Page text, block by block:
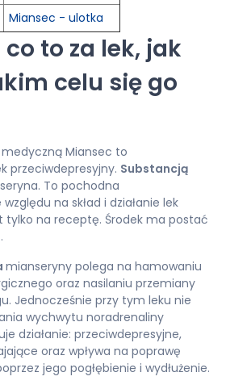
Miansec - ulotka
to za lek, jak
celu się go
Miansec to
przeciwdepresyjny. Substancją
To pochodna
na skład i działanie lek
tylko na receptę. Środek ma postać
mianseryny polega na hamowaniu
oraz nasilaniu przemiany
Jednocześnie przy tym leku nie
wychwytu noradrenaliny
działanie: przeciwdepresyjne,
oraz wpływa na poprawę
jego pogłębienie i wydłużenie.